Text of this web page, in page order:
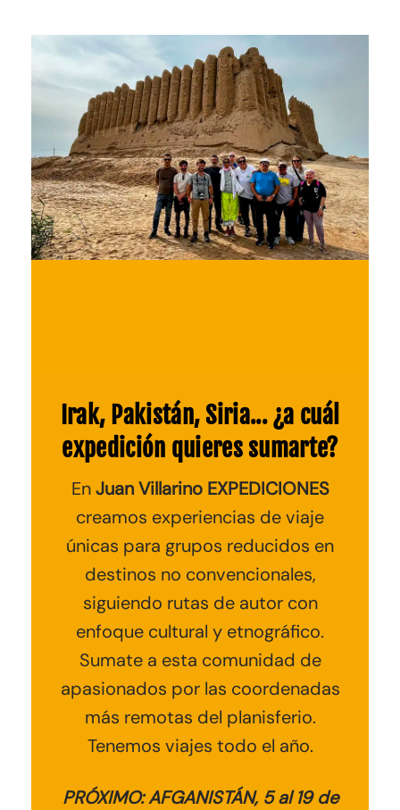
Irak, Pakistán, Siria... ¿a cuál
expedición quieres sumarte?
EnJuan Villarino EXPEDICIONES
creamos experiencias de viaje
únicas para grupos reducidos en
destinos no convencionales,
siguiendo rutas de autor con
enfoque cultural y etnográfico.
Sumate a esta comunidad de
apasionados por las coordenadas
más remotas del planisferio.
Tenemos viajes todo el año.
PRÓXIMO: AFGANISTÁN, 5 al 19 de